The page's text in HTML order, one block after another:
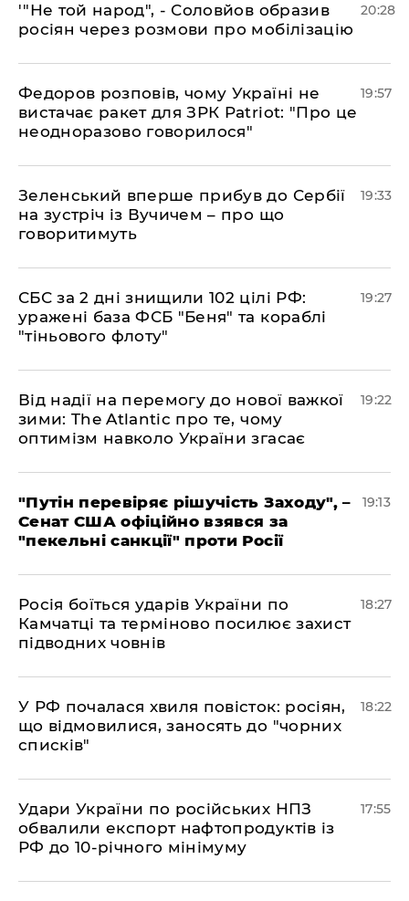
​'"Не той народ", - Соловйов образив
росіян через розмови про мобілізацію
20:28
​Федоров розповів, чому Україні не
вистачає ракет для ЗРК Patriot: "Про це
неодноразово говорилося"
19:57
​Зеленський вперше прибув до Сербії
на зустріч із Вучичем – про що
говоритимуть
19:33
​СБС за 2 дні знищили 102 цілі РФ:
уражені база ФСБ "Беня" та кораблі
"тіньового флоту"
19:27
​Від надії на перемогу до нової важкої
зими: The Atlantic про те, чому
оптимізм навколо України згасає
19:22
​"Путін перевіряє рішучість Заходу", –
Сенат США офіційно взявся за
"пекельні санкції" проти Росії
19:13
​Росія боїться ударів України по
Камчатці та терміново посилює захист
підводних човнів
18:27
​У РФ почалася хвиля повісток: росіян,
що відмовилися, заносять до "чорних
списків"
18:22
​Удари України по російських НПЗ
обвалили експорт нафтопродуктів із
РФ до 10-річного мінімуму
17:55